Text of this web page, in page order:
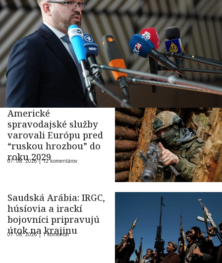
Americké
spravodajské služby
varovali Európu pred
“ruskou hrozbou” do
roku 2029
07. 08. 2026 |12 komentárov
Saudská Arábia: IRGC,
húsíovia a irackí
bojovníci pripravujú
útok na krajinu
07. 08. 2026 | 1 komentár